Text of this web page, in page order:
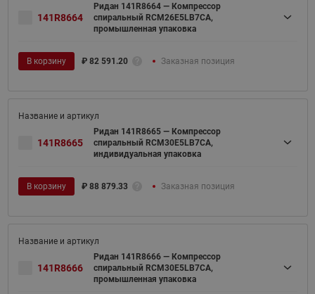
141R8664
Ридан 141R8664 — Компрессор
спиральный RCM26E5LB7CA,
промышленная упаковка
В корзину ₽ 82 591.20 Заказная позиция
141R8665
Ридан 141R8665 — Компрессор
спиральный RCM30E5LB7CA,
индивидуальная упаковка
В корзину ₽ 88 879.33 Заказная позиция
141R8666
Ридан 141R8666 — Компрессор
спиральный RCM30E5LB7CA,
промышленная упаковка